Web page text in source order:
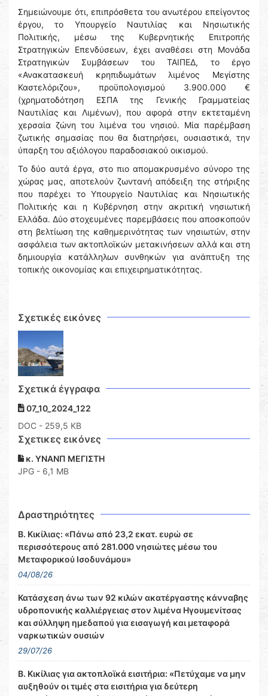
Σημειώνουμε ότι, επιπρόσθετα του ανωτέρου επείγοντος
έργου, το Υπουργείο Ναυτιλίας και Νησιωτικής
Πολιτικής, μέσω της Κυβερνητικής Επιτροπής
Στρατηγικών Επενδύσεων, έχει αναθέσει στη Μονάδα
Στρατηγικών Συμβάσεων του ΤΑΙΠΕΔ, το έργο
«Ανακατασκευή κρηπιδωμάτων λιμένος Μεγίστης
Καστελόριζου», προϋπολογισμού 3.900.000 €
(χρηματοδότηση ΕΣΠΑ της Γενικής Γραμματείας
Ναυτιλίας και Λιμένων), που αφορά στην εκτεταμένη
χερσαία ζώνη του λιμένα του νησιού. Μία παρέμβαση
ζωτικής σημασίας που θα διατηρήσει, ουσιαστικά, την
ύπαρξη του αξιόλογου παραδοσιακού οικισμού.
Το δύο αυτά έργα, στο πιο απομακρυσμένο σύνορο της
χώρας μας, αποτελούν ζωντανή απόδειξη της στήριξης
που παρέχει το Υπουργείο Ναυτιλίας και Νησιωτικής
Πολιτικής και η Κυβέρνηση στην ακριτική νησιωτική
Ελλάδα. Δύο στοχευμένες παρεμβάσεις που αποσκοπούν
στη βελτίωση της καθημερινότητας των νησιωτών, στην
ασφάλεια των ακτοπλοϊκών μετακινήσεων αλλά και στη
δημιουργία κατάλληλων συνθηκών για ανάπτυξη της
τοπικής οικονομίας και επιχειρηματικότητας.
Σχετικές εικόνες
Σχετικά έγγραφα
07_10_2024_122
DOC - 259,5 KB
Σχετικες εικόνες
κ. ΥΝΑΝΠ ΜΕΓΙΣΤΗ
JPG - 6,1 MB
Δραστηριότητες
Β. Κικίλιας: «Πάνω από 23,2 εκατ. ευρώ σε
περισσότερους από 281.000 νησιώτες μέσω του
Μεταφορικού Ισοδυνάμου»
04/08/26
Κατάσχεση άνω των 92 κιλών ακατέργαστης κάνναβης
υδροπονικής καλλιέργειας στον λιμένα Ηγουμενίτσας
και σύλληψη ημεδαπού για εισαγωγή και μεταφορά
ναρκωτικών ουσιών
29/07/26
Β. Κικίλιας για ακτοπλοϊκά εισιτήρια: «Πετύχαμε να μην
αυξηθούν οι τιμές στα εισιτήρια για δεύτερη